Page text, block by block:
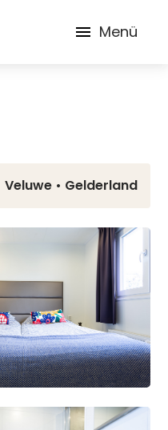
Menü
Veluwe • Gelderland